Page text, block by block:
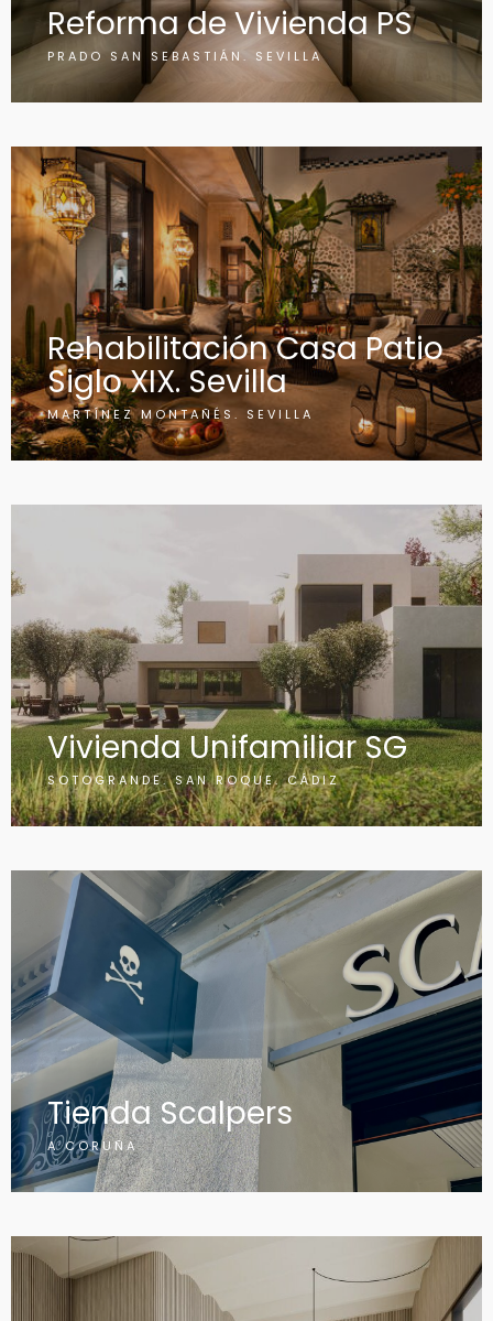
Reforma de Vivienda PS
PRADO SAN SEBASTIÁN. SEVILLA
Rehabilitación Casa Patio
Siglo XIX. Sevilla
MARTÍNEZ MONTAÑÉS. SEVILLA
Vivienda Unifamiliar SG
SOTOGRANDE. SAN ROQUE. CÁDIZ
Tienda Scalpers
A CORUÑA